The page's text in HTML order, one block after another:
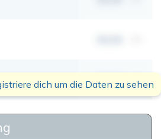
00,00 mt
dich um die Daten zu sehen